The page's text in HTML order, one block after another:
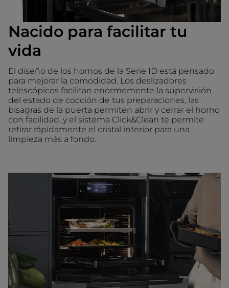
Nacido para facilitar tu
vida
El diseño de los hornos de la Serie ID está pensado
para mejorar la comodidad. Los deslizadores
telescópicos facilitan enormemente la supervisión
del estado de cocción de tus preparaciones, las
bisagras de la puerta permiten abrir y cerrar el horno
con facilidad, y el sistema Click&Clean te permite
retirar rápidamente el cristal interior para una
limpieza más a fondo.